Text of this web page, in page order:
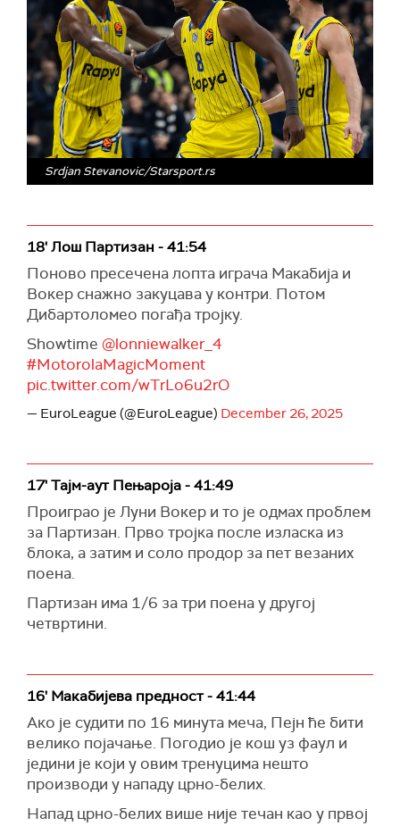
Srdjan Stevanovic/Starsport.rs
18' Лош Партизан - 41:54
Поново пресечена лопта играча Макабија и
Вокер снажно закуцава у контри. Потом
Дибартоломео погађа тројку.
Showtime @lonniewalker_4
#MotorolaMagicMoment
pic.twitter.com/wTrLo6u2rO
— EuroLeague (@EuroLeague) December 26, 2025
17' Тајм-аут Пењароја - 41:49
Проиграо је Луни Вокер и то је одмах проблем
за Партизан. Прво тројка после изласка из
блока, а затим и соло продор за пет везаних
поена.
Партизан има 1/6 за три поена у другој
четвртини.
16' Макабијева предност - 41:44
Ако је судити по 16 минута меча, Пејн ће бити
велико појачање. Погодио је кош уз фаул и
једини је који у овим тренуцима нешто
производи у нападу црно-белих.
Напад црно-белих више није течан као у првој